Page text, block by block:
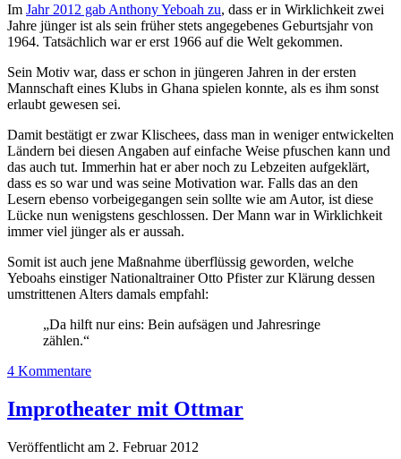
Im Jahr 2012 gab Anthony Yeboah zu, dass er in Wirklichkeit zwei
Jahre jünger ist als sein früher stets angegebenes Geburtsjahr von
1964. Tatsächlich war er erst 1966 auf die Welt gekommen.
Sein Motiv war, dass er schon in jüngeren Jahren in der ersten
Mannschaft eines Klubs in Ghana spielen konnte, als es ihm sonst
erlaubt gewesen sei.
Damit bestätigt er zwar Klischees, dass man in weniger entwickelten
Ländern bei diesen Angaben auf einfache Weise pfuschen kann und
das auch tut. Immerhin hat er aber noch zu Lebzeiten aufgeklärt,
dass es so war und was seine Motivation war. Falls das an den
Lesern ebenso vorbeigegangen sein sollte wie am Autor, ist diese
Lücke nun wenigstens geschlossen. Der Mann war in Wirklichkeit
immer viel jünger als er aussah.
Somit ist auch jene Maßnahme überflüssig geworden, welche
Yeboahs einstiger Nationaltrainer Otto Pfister zur Klärung dessen
umstrittenen Alters damals empfahl:
„Da hilft nur eins: Bein aufsägen und Jahresringe
zählen.“
4 Kommentare
Improtheater mit Ottmar
Veröffentlicht am 2. Februar 2012